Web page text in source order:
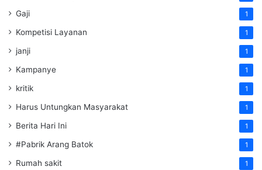
Gaji 1
Kompetisi Layanan 1
janji 1
Kampanye 1
kritik 1
Harus Untungkan Masyarakat 1
Berita Hari Ini 1
#Pabrik Arang Batok 1
Rumah sakit 1